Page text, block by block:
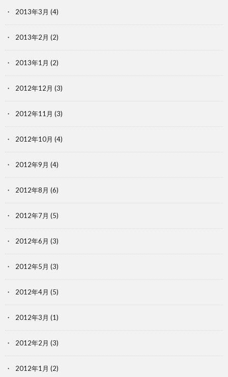
2013年3月 (4)
2013年2月 (2)
2013年1月 (2)
2012年12月 (3)
2012年11月 (3)
2012年10月 (4)
2012年9月 (4)
2012年8月 (6)
2012年7月 (5)
2012年6月 (3)
2012年5月 (3)
2012年4月 (5)
2012年3月 (1)
2012年2月 (3)
2012年1月 (2)